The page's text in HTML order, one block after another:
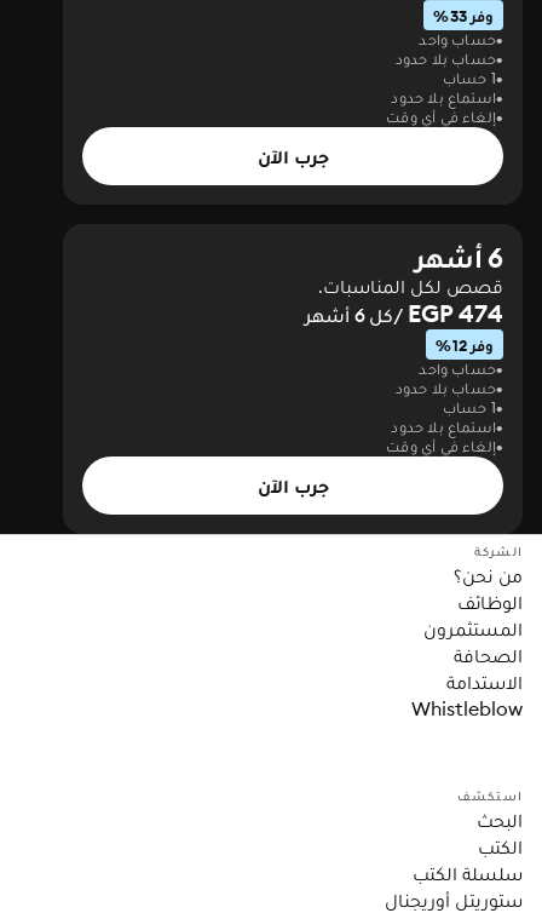
وفر 33%
حساب واحد
حساب بلا حدود
1 حساب
استماع بلا حدود
إلغاء في أي وقت
جرب الآن
6 أشهر
قصص لكل المناسبات.
474 EGP /كل 6 أشهر
وفر 12%
حساب واحد
حساب بلا حدود
1 حساب
استماع بلا حدود
إلغاء في أي وقت
جرب الآن
الشركة
من نحن؟
الوظائف
المستثمرون
الصحافة
الاستدامة
Whistleblow
استكشف
البحث
الكتب
سلسلة الكتب
ستوريتل أوريجنال